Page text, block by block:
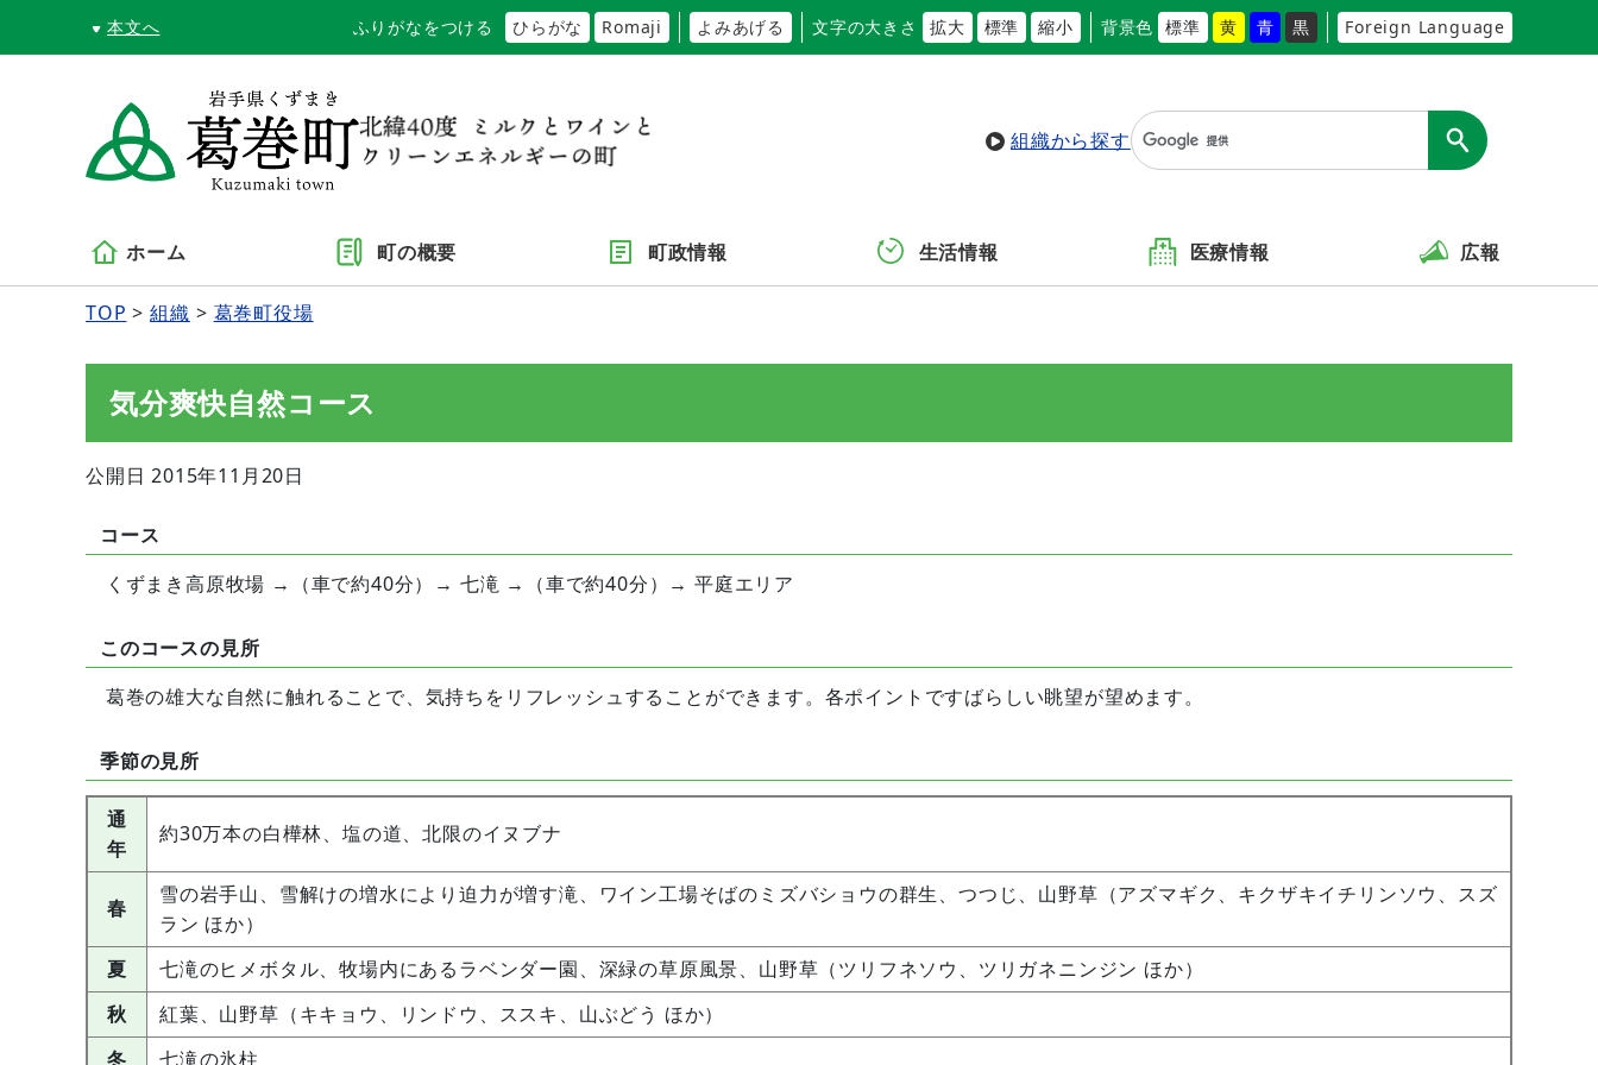
本文へ ふりがなをつける ひらがな Romaji よみあげる 文字の大きさ 拡大 標準 縮小 背景色 標準 黄 青 黒 Foreign Language
組織から探す
ホーム 町の概要 町政情報 生活情報 医療情報 広報
TOP 組織 葛巻町役場
気分爽快自然コース
公開日 2015年11月20日
コース
くずまき高原牧場 →（車で約40分）→ 七滝 →（車で約40分）→ 平庭エリア
このコースの見所
葛巻の雄大な自然に触れることで、気持ちをリフレッシュすることができます。各ポイントですばらしい眺望が望めます。
季節の見所
通
年
約30万本の白樺林、塩の道、北限のイヌブナ
春
雪の岩手山、雪解けの増水により迫力が増す滝、ワイン工場そばのミズバショウの群生、つつじ、山野草（アズマギク、キクザキイチリンソウ、スズ
ラン ほか）
夏
七滝のヒメボタル、牧場内にあるラベンダー園、深緑の草原風景、山野草（ツリフネソウ、ツリガネニンジン ほか）
秋
紅葉、山野草（キキョウ、リンドウ、ススキ、山ぶどう ほか）
冬
七滝の氷柱